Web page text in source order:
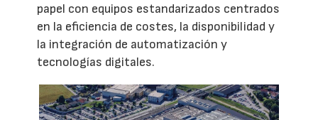
papel con equipos estandarizados centrados
en la eficiencia de costes, la disponibilidad y
la integración de automatización y
tecnologías digitales.